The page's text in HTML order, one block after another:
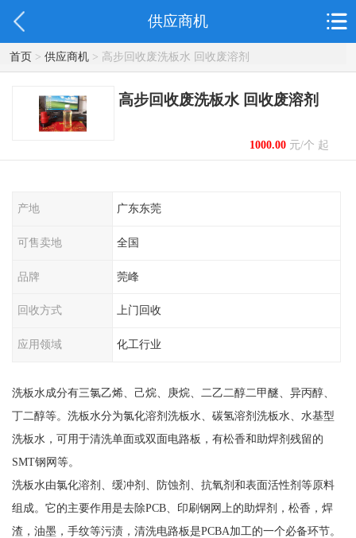
供应商机
首页> 供应商机> 高步回收废洗板水 回收废溶剂
高步回收废洗板水 回收废溶剂
1000.00元/个 起
产地 广东东莞
可售卖地 全国
品牌 莞峰
回收方式 上门回收
应用领域 化工行业
洗板水成分有三氯乙烯、己烷、庚烷、二乙二醇二甲醚、异丙醇、
丁二醇等。洗板水分为氯化溶剂洗板水、碳氢溶剂洗板水、水基型
洗板水，可用于清洗单面或双面电路板，有松香和助焊剂残留的
SMT钢网等。
洗板水由氯化溶剂、缓冲剂、防蚀剂、抗氧剂和表面活性剂等原料
组成。它的主要作用是去除PCB、印刷钢网上的助焊剂，松香，焊
渣，油墨，手纹等污渍，清洗电路板是PCBA加工的一个必备环节。